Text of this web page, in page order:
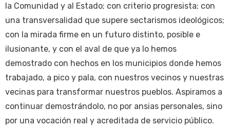
la Comunidad y al Estado; con criterio progresista; con
una transversalidad que supere sectarismos ideológicos;
con la mirada firme en un futuro distinto, posible e
ilusionante, y con el aval de que ya lo hemos
demostrado con hechos en los municipios donde hemos
trabajado, a pico y pala, con nuestros vecinos y nuestras
vecinas para transformar nuestros pueblos. Aspiramos a
continuar demostrándolo, no por ansias personales, sino
por una vocación real y acreditada de servicio público.